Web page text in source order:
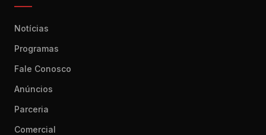
Notícias
Programas
Fale Conosco
Anúncios
Parceria
Comercial